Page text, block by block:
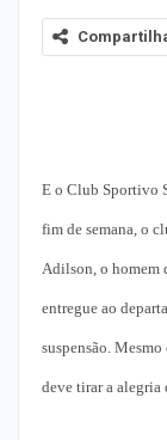
E o Club Sportivo
fim de semana, o
Adilson, o homem
entregue ao
suspensão.
deve tirar a alegria